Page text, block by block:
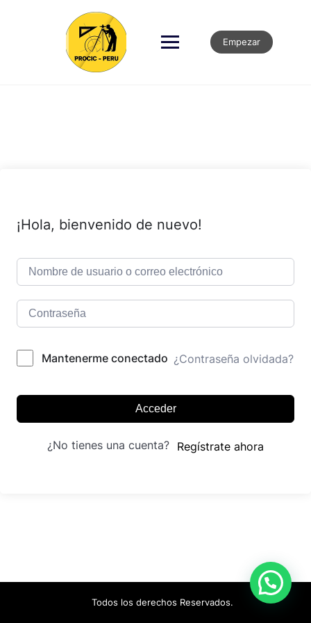
Empezar
¡Hola, bienvenido de nuevo!
Mantenerme conectado ¿Contraseña olvidada?
Acceder
¿No tienes una cuenta? Regístrate ahora
Todos los derechos Reservados.